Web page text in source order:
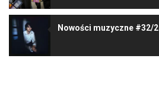
Nowości muzyczne #32/